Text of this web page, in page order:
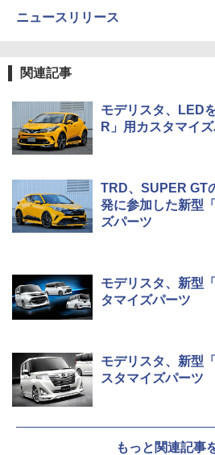
ニュースリリース
関連記事
モデリスタ、LED
R」用カスタマイ
TRD、SUPER GT
発に参加した新型
ズパーツ
モデリスタ、新型
タマイズパーツ
モデリスタ、新型
スタマイズパーツ
もっと関連記事